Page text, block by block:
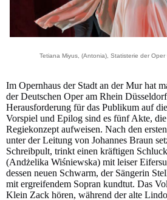
Tetiana Miyus, (Antonia), Statisterie der
Im Opernhaus der Stadt an der Mur hat
der Deutschen Oper am Rhein
Herausforderung für das Publikum auf
Vorspiel und Epilog sind es fünf Akte,
Regiekonzept aufweisen. Nach den
unter der Leitung von Johannes Braun
Schreibpult, trinkt einen kräftigen
(Andżelika Wiśniewska) mit leiser
dessen neuen Schwarm, der Sängerin
mit ergreifendem Sopran kundtut. Das
Klein Zack hören, während der alte